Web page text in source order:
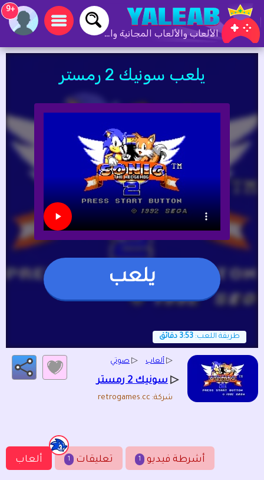
الألعاب والألعاب المجانية والألعاب عبر الإنترنت
+9
يلعب سونيك 2 رمستر
يلعب
طريقة اللعب: 3:53 دقائق
▷ ألعاب ▷ صوتي
▷ سونيك 2 رمستر
شركة: retrogames.cc
ألعاب 1 تعليقات 1 أشرطة فيديو